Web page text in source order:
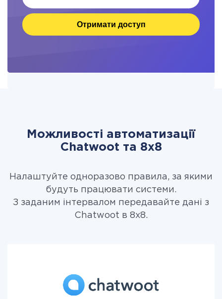
Отримати доступ
Можливості автоматизації
Chatwoot та 8x8
Налаштуйте одноразово правила, за якими
будуть працювати системи.
З заданим інтервалом передавайте дані з
Chatwoot в 8x8.